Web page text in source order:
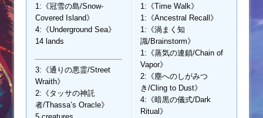
1:《冠雪の島/Snow-
Covered Island》
4:《Underground Sea》
14 lands
3:《通りの悪霊/Street
Wraith》
2:《タッサの神託
者/Thassa’s Oracle》
1:《Time Walk》
1:《Ancestral Recall》
1:《渦まく知
識/Brainstorm》
1:《蒸気の連鎖/Chain of
Vapor》
2:《塵へのしがみつ
き/Cling to Dust》
4:《暗黒の儀式/Dark
Ritual》